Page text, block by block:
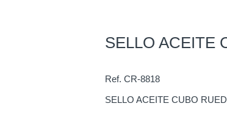
SELLO ACEITE
Ref. CR-8818
SELLO ACEITE CUBO